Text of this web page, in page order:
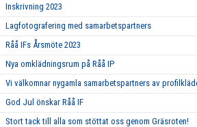
Inskrivning 2023
Lagfotografering med samarbetspartners
Råå IFs Årsmöte 2023
Nya omklädningsrum på Råå IP
Vi välkomnar nygamla samarbetspartners av
God Jul önskar Råå IF
Stort tack till alla som stöttat oss genom Gräsroten!